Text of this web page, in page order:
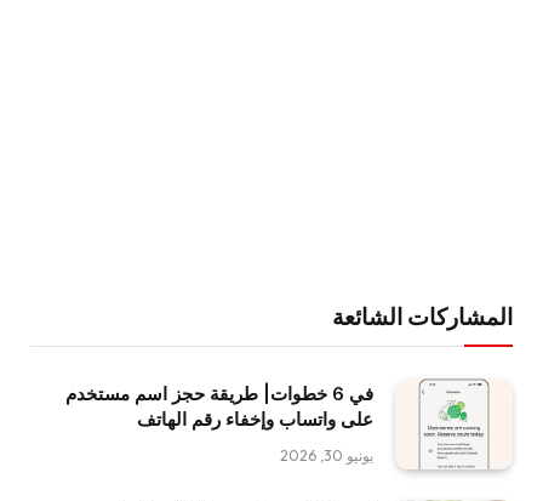
المشاركات الشائعة
في 6 خطوات| طريقة حجز اسم مستخدم
على واتساب وإخفاء رقم الهاتف
يونيو 30, 2026